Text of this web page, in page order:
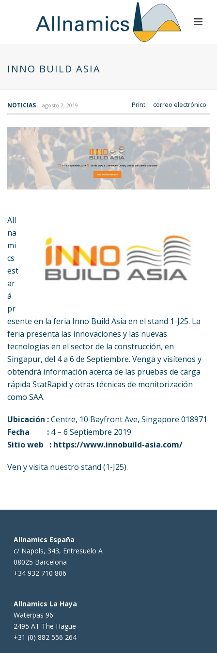
INNO BUILD ASIA
Print correo electrónico
NOTICIAS agosto 2, 2019
All
na
mi
cs
est
ar
á
pr
esente en la feria Inno Build Asia en el stand 1-J25. La
feria presenta las innovaciones y las nuevas
tecnologías en el sector de la construcción, en
Singapur, del 4 a 6 de Septiembre. Venga y visítenos y
obtendrá información acerca de las pruebas de carga
rápida StatRapid y otras técnicas de monitorización
como SAA.
Ubicación :Centre, 10 Bayfront Ave, Singapore 018971
Fecha : 4 – 6 Septiembre 2019
Sitio web : https://www.innobuild-asia.com/
Ven y visita nuestro stand (1-J25).
Allnamics España
c/ Napols, 343, Entresuelo A
08025 Barcelona
+34 932 710 806
Allnamics La Haya
Waterpas 96
2495 AT The Hague
+31 (0) 882 556 264